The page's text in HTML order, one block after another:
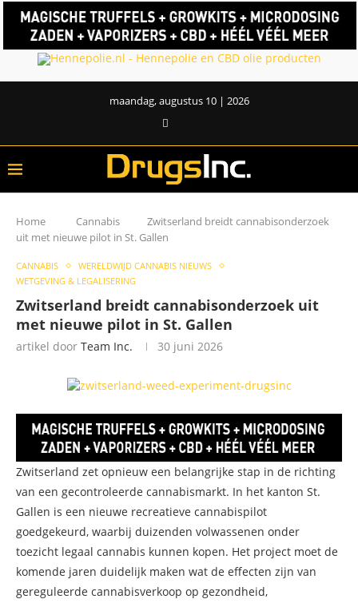
maandag, augustus 10 | 2026
Home Cannabis
Zwitserland breidt cannabisonderzoek
uit met nieuwe pilot in St. Gallen
CANNABIS
WERELDWIJD CANNABIS NIEUWS
WETGEVING & LEGALISERING
Zwitserland breidt cannabisonderzoek uit
met nieuwe pilot in St. Gallen
artikel door Team Inc. 30 juni 2026
Zwitserland zet opnieuw een belangrijke stap in de richting
van een gecontroleerde cannabismarkt. In het kanton St.
Gallen is een nieuwe recreatieve cannabispilot
goedgekeurd, waarbij duizenden volwassenen onder
toezicht legaal cannabis kunnen kopen. Het project moet de
komende jaren duidelijk maken wat de effecten zijn van
gereguleerde cannabisverkoop op gezondheid,